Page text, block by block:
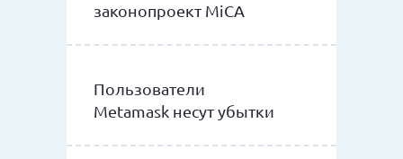
законопроект MiCA
Пользователи
Metamask несут убытки